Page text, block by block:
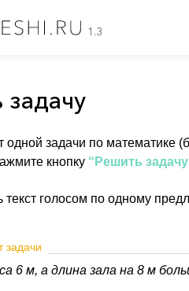
1.3
одной задачи по математике
кнопку “Решить
текст голосом по одному
задачи